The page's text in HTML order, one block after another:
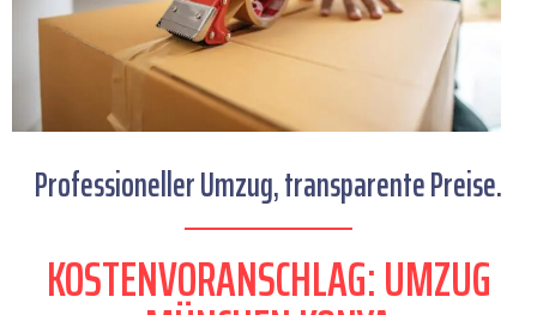
Professioneller Umzug, transparente Preise.
KOSTENVORANSCHLAG: UMZUG